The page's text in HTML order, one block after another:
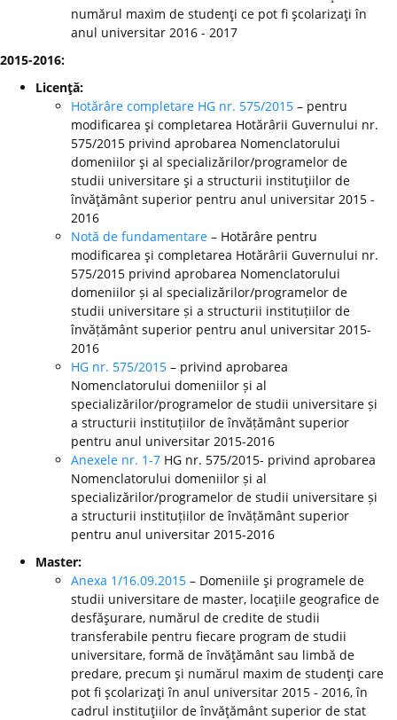
numărul maxim de studenţi ce pot fi şcolarizaţi în
anul universitar 2016 - 2017
2015-2016:
Licenţă:
Hotărâre completare HG nr. 575/2015 – pentru
modificarea şi completarea Hotărârii Guvernului nr.
575/2015 privind aprobarea Nomenclatorului
domeniilor şi al specializărilor/programelor de
studii universitare şi a structurii instituţiilor de
învăţământ superior pentru anul universitar 2015 -
2016
Notă de fundamentare – Hotărâre pentru
modificarea şi completarea Hotărârii Guvernului nr.
575/2015 privind aprobarea Nomenclatorului
domeniilor și al specializărilor/programelor de
studii universitare și a structurii instituțiilor de
învățământ superior pentru anul universitar 2015-
2016
HG nr. 575/2015 – privind aprobarea
Nomenclatorului domeniilor și al
specializărilor/programelor de studii universitare și
a structurii instituțiilor de învățământ superior
pentru anul universitar 2015-2016
Anexele nr. 1-7 HG nr. 575/2015- privind aprobarea
Nomenclatorului domeniilor și al
specializărilor/programelor de studii universitare și
a structurii instituțiilor de învățământ superior
pentru anul universitar 2015-2016
Master:
Anexa 1/16.09.2015 – Domeniile şi programele de
studii universitare de master, locaţiile geografice de
desfăşurare, numărul de credite de studii
transferabile pentru fiecare program de studii
universitare, formă de învăţământ sau limbă de
predare, precum şi numărul maxim de studenţi care
pot fi şcolarizaţi în anul universitar 2015 - 2016, în
cadrul instituţiilor de învăţământ superior de stat